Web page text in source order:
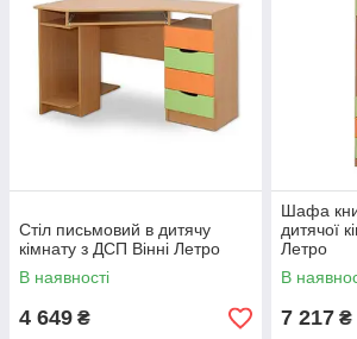
Декор МДФ:
Венге світле
Дуб сонома
трюфель
Дуб
Стіл письмовий в дитячу
кімнату з ДСП Вінні Летро
В наявності
4 649 ₴
Шафа
дитячої
Летро
В
7 217 ₴